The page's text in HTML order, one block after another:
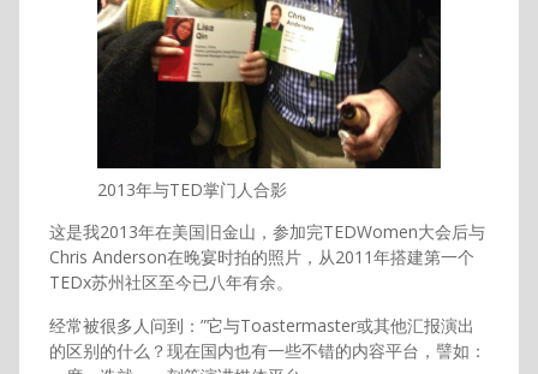
2013年与TED掌门人合影
这是我2013年在美国旧金山，参加完TEDWomen大会后与
Chris Anderson在晚宴时拍的照片，从2011年搭建第一个
TEDx苏州社区至今已八年有余。
经常被很多人问到：”它与Toastermaster或其他汇报演出
的区别的什么？现在国内也有一些不错的内容平台，譬如：